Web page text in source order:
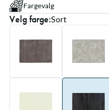
Fargevalg
Velgfarge:Sort